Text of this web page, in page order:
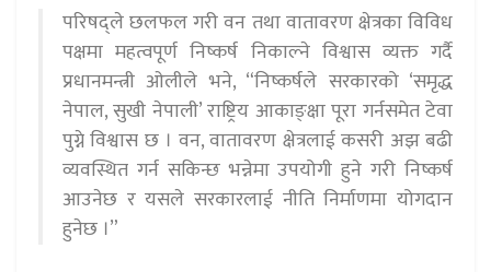
परिषद्ले छलफल गरी वन तथा वातावरण क्षेत्रका विविध
पक्षमा महत्वपूर्ण निष्कर्ष निकाल्ने विश्वास व्यक्त गर्दै
प्रधानमन्त्री ओलीले भने, “निष्कर्षले सरकारको ‘समृद्ध
नेपाल, सुखी नेपाली’ राष्ट्रिय आकाङ्क्षा पूरा गर्नसमेत टेवा
पुग्ने विश्वास छ । वन, वातावरण क्षेत्रलाई कसरी अझ बढी
व्यवस्थित गर्न सकिन्छ भन्नेमा उपयोगी हुने गरी निष्कर्ष
आउनेछ र यसले सरकारलाई नीति निर्माणमा योगदान
हुनेछ ।”